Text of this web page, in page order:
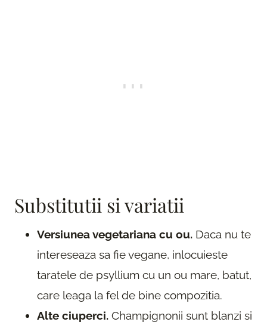
Substitutii si variatii
Versiunea vegetariana cu ou. Daca nu te
intereseaza sa fie vegane, inlocuieste
taratele de psyllium cu un ou mare, batut,
care leaga la fel de bine compozitia.
Alte ciuperci. Champignonii sunt blanzi si